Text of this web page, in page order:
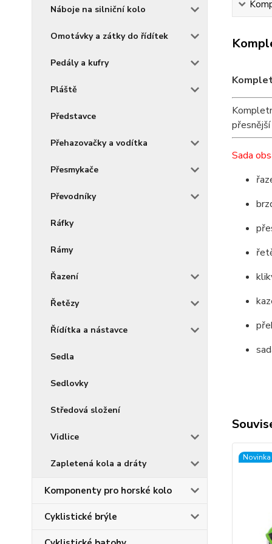
Náboje na silniční kolo
Omotávky a zátky do řídítek
Pedály a kufry
Pláště
Představce
Přehazovačky a vodítka
Přesmykače
Převodníky
Ráfky
Rámy
Řazení
Řetězy
Řídítka a nástavce
Sedla
Sedlovky
Středová složení
Vidlice
Zapletená kola a dráty
Komponenty pro horské kolo
Cyklistické brýle
Sada
Novinka